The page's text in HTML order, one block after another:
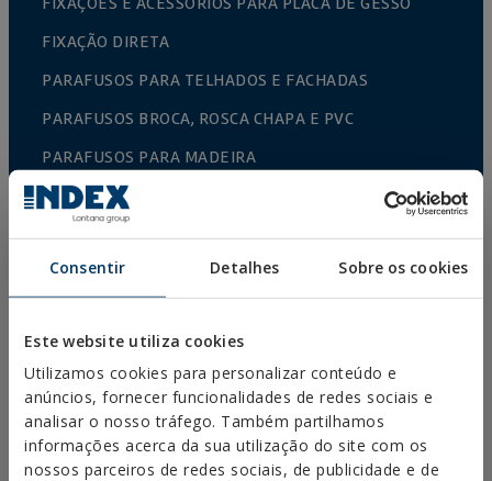
Consentir Detalhes Sobre os cookies
Este website utiliza cookies
Utilizamos cookies para personalizar conteúdo e
anúncios, fornecer funcionalidades de redes sociais e
analisar o nosso tráfego. Também partilhamos
informações acerca da sua utilização do site com os
nossos parceiros de redes sociais, de publicidade e de
FIXAÇÃO DIRETA
PARAFUSOS PARA TELHADOS E FACHADAS
PARAFUSOS BROCA, ROSCA CHAPA E PVC
PARAFUSOS PARA MADEIRA
ESCÁPULAS, PITÕES/CAMARÕES E PONTAS
CONETORES PARA MADEIRA
PARAFUSOS NORMALIZADOS
ABRAÇADEIRAS METÁLICAS PESADAS
ABRAÇADEIRAS METÁLICAS LEVES
SISTEMAS DE PROTEÇÃO CONTRA INCÊNDIOS
SUPORTES DE CALEIRA